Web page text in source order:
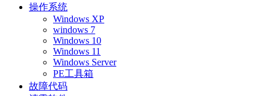
操作系统
Windows XP
windows 7
Windows 10
Windows 11
Windows Server
PE工具箱
故障代码